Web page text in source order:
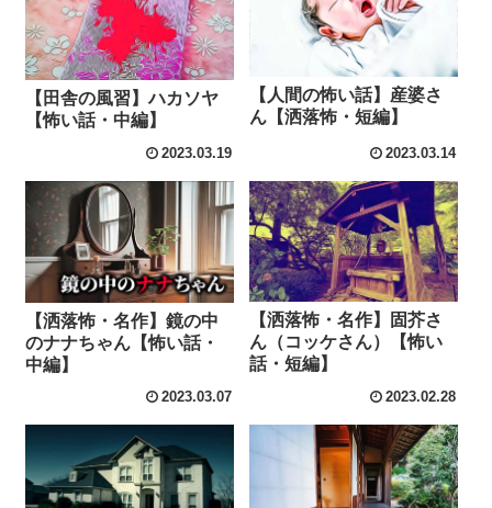
【田舎の風習】ハカソヤ
【怖い話・中編】
2023.03.19
【人間の怖い話】産婆さ
ん【洒落怖・短編】
2023.03.14
【洒落怖・名作】鏡の中
のナナちゃん【怖い話・
中編】
2023.03.07
【洒落怖・名作】固芥さ
ん（コッケさん）【怖い
話・短編】
2023.02.28